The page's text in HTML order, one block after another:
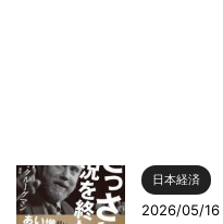
日本経済
2026/05/16